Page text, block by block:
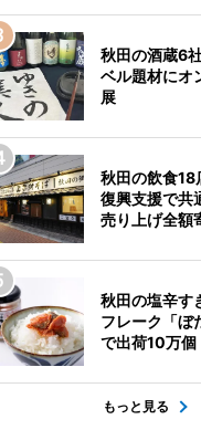
秋田の酒蔵6
ベル題材にオ
展
秋田の飲食18
復興支援で共
売り上げ全額
秋田の塩辛す
フレーク「ぼ
で出荷10万個
もっと見る